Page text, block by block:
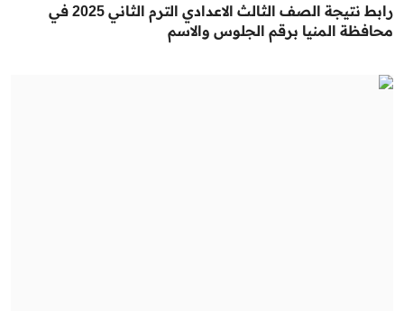
رابط نتيجة الصف الثالث الاعدادي الترم الثاني 2025 في
محافظة المنيا برقم الجلوس والاسم